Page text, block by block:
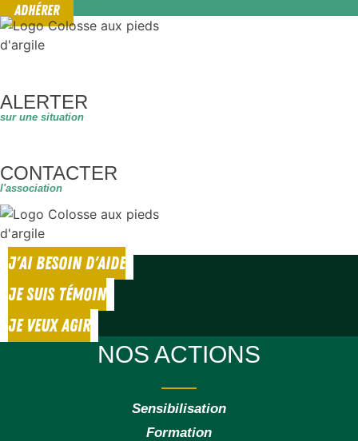
ADHÉRER
ALERTER
sur une situation
CONTACTER
l'association
J'AI BESOIN D'AIDE
JE SUIS TÉMOIN
JE VEUX AGIR
NOS ACTIONS
Sensibilisation
Formation